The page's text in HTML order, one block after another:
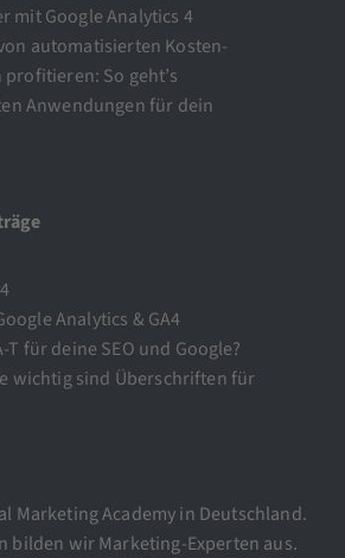
mit Google Analytics 4
automatisierten Kosten-
profitieren: So geht’s
Anwendungen für dein
Analytics & GA4
T für deine SEO und Google?
wichtig sind Überschriften für
Marketing Academy in Deutschland.
bilden wir Marketing-Experten aus.